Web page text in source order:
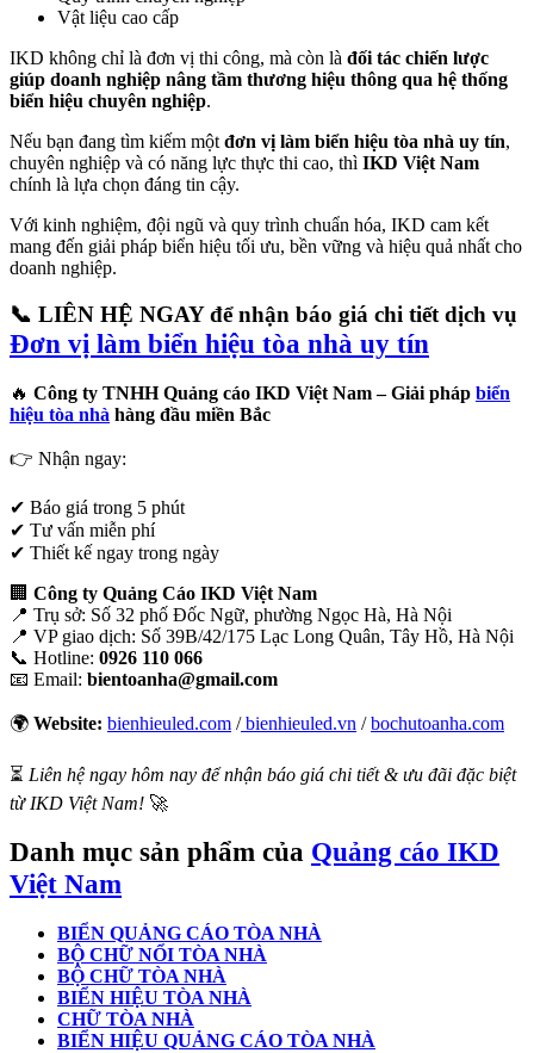
Vật liệu cao cấp
IKD không chỉ là đơn vị thi công, mà còn là đối tác chiến lược
giúp doanh nghiệp nâng tầm thương hiệu thông qua hệ thống
biển hiệu chuyên nghiệp.
Nếu bạn đang tìm kiếm một đơn vị làm biển hiệu tòa nhà uy tín,
chuyên nghiệp và có năng lực thực thi cao, thì IKD Việt Nam
chính là lựa chọn đáng tin cậy.
Với kinh nghiệm, đội ngũ và quy trình chuẩn hóa, IKD cam kết
mang đến giải pháp biển hiệu tối ưu, bền vững và hiệu quả nhất cho
doanh nghiệp.
📞 LIÊN HỆ NGAYđể nhận báo giá chi tiết dịch vụ
Đơn vị làm biển hiệu tòa nhà uy tín
🔥 Công ty TNHH Quảng cáo IKD Việt Nam – Giải pháp biển
hiệu tòa nhà hàng đầu miền Bắc
👉 Nhận ngay:
✔ Báo giá trong 5 phút
✔ Tư vấn miễn phí
✔ Thiết kế ngay trong ngày
🏢 Công ty Quảng Cáo IKD Việt Nam
📍 Trụ sở: Số 32 phố Đốc Ngữ, phường Ngọc Hà, Hà Nội
📍 VP giao dịch: Số 39B/42/175 Lạc Long Quân, Tây Hồ, Hà Nội
📞 Hotline: 0926 110 066
📧 Email: bientoanha@gmail.com
🌍 Website: bienhieuled.com /bienhieuled.vn /bochutoanha.com
⏳ Liên hệ ngay hôm nay để nhận báo giá chi tiết & ưu đãi đặc biệt
từ IKD Việt Nam! 🚀
Danh mục sản phẩm của Quảng cáo IKD
Việt Nam
BIỂN QUẢNG CÁO TÒA NHÀ
BỘ CHỮ NỔI TÒA NHÀ
BỘ CHỮ TÒA NHÀ
BIỂN HIỆU TÒA NHÀ
CHỮ TÒA NHÀ
BIỂN HIỆU QUẢNG CÁO TÒA NHÀ